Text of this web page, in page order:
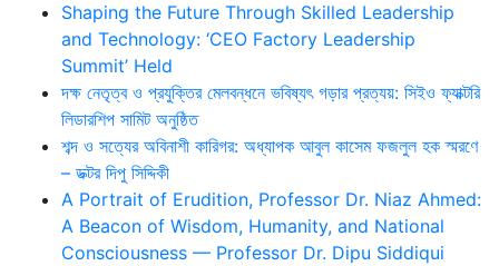
Shaping the Future Through Skilled Leadership
and Technology: ‘CEO Factory Leadership
Summit’ Held
দক্ষ নেতৃত্ব ও প্রযুক্তির মেলবন্ধনে ভবিষ্যৎ গড়ার প্রত্যয়: সিইও ফ্যাক্টরি
লিডারশিপ সামিট অনুষ্ঠিত
শব্দ ও সত্যের অবিনাশী কারিগর: অধ্যাপক আবুল কাসেম ফজলুল হক স্মরণে
– ডক্টর দিপু সিদ্দিকী
A Portrait of Erudition, Professor Dr. Niaz Ahmed:
A Beacon of Wisdom, Humanity, and National
Consciousness — Professor Dr. Dipu Siddiqui